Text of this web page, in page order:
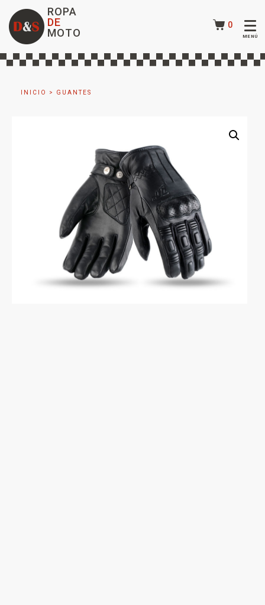
ROPA
DE
MOTO
0
INICIO > GUANTES